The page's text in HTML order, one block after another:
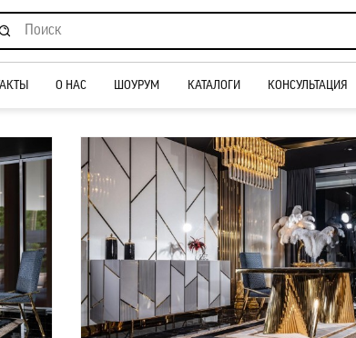
О НАС ШОУРУМ КАТАЛОГИ КОНСУЛЬТАЦИЯ